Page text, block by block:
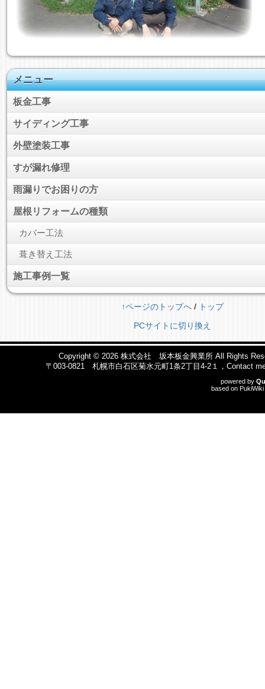
メニュー
板金工事
サイディング工事
外壁塗装工事
すが漏れ修理
雨漏りでお困りの方
屋根リフォームの種類
カバー工法
葺き替え工法
施工事例一覧
↑ページのトップへ/ トップ
PCサイトに切り換え
Copyright © 2026 株式会社 坂本板金興業所 All Rights
〒003-0821 札幌市白石区菊水元町1条2丁目4-2１，Contact
powered by
based on PukiWiki